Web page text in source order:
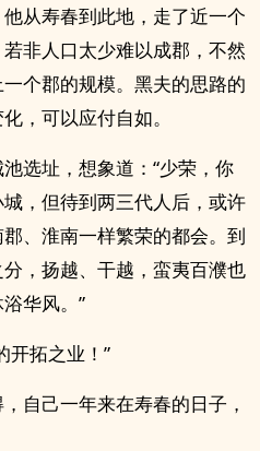
从寿春到此地，走了近一个
非人口太少难以成郡，不然
个郡的规模。黑夫的思路的
，可以应付自如。
选址，想象道：“少荣，你
，但待到两三代人后，或许
、淮南一样繁荣的都会。到
，扬越、干越，蛮夷百濮也
华风。”
开拓之业！”
自己一年来在寿春的日子，